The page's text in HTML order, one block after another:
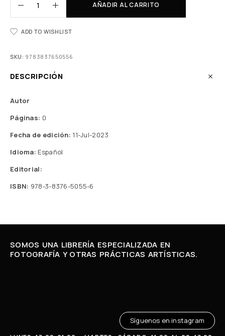
AÑADIR AL CARRITO
ADD TO WISHLIST
SKU: 9783837650556
DESCRIPCIÓN
Autor
Páginas: 0
Fecha de edición: 11-Jul-2023
Idioma: Español
Editorial:
ISBN: 978-3-8376-5055-6
SOMOS UNA LIBRERÍA ESPECIALIZADA EN
FOTOGRAFÍA Y OTRAS PRÁCTICAS ARTÍSTICAS.
Síguenos en instagram